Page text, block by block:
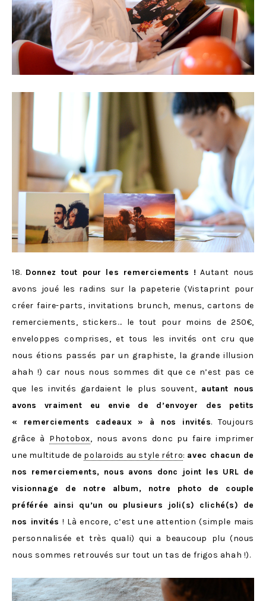
18. Donnez tout pour les remerciements ! Autant nous
avons joué les radins sur la papeterie (Vistaprint pour
créer faire-parts, invitations brunch, menus, cartons de
remerciements, stickers… le tout pour moins de 250€,
enveloppes comprises, et tous les invités ont cru que
nous étions passés par un graphiste, la grande illusion
ahah !) car nous nous sommes dit que ce n’est pas ce
que les invités gardaient le plus souvent, autant nous
avons vraiment eu envie de d’envoyer des petits
« remerciements cadeaux » à nos invités. Toujours
grâce à Photobox, nous avons donc pu faire imprimer
une multitude de polaroids au style rétro: avec chacun de
nos remerciements, nous avons donc joint les URL de
visionnage de notre album, notre photo de couple
préférée ainsi qu’un ou plusieurs joli(s) cliché(s) de
nos invités ! Là encore, c’est une attention (simple mais
personnalisée et très quali) qui a beaucoup plu (nous
nous sommes retrouvés sur tout un tas de frigos ahah !).